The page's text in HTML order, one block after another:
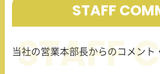
STAFF
当社の営業本部長からのコメント